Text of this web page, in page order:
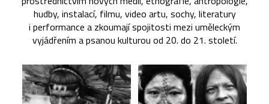
hudby, instalací, filmu, video artu, sochy, literatury
i performance a zkoumají spojitosti mezi uměleckým
vyjádřením a psanou kulturou od 20. do 21. století.